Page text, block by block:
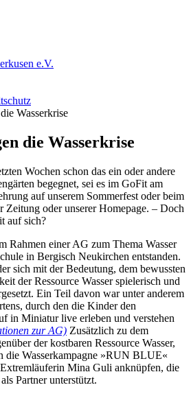
e.V.
Wasserkrise
die Wasserkrise
Wochen schon das ein oder andere
begegnet, sei es im GoFit am
auf unserem Sommerfest oder beim
Zeitung oder unserer Homepage. – Doch
auf sich?
Rahmen einer AG zum Thema Wasser
in Bergisch Neukirchen entstanden.
sich mit der Bedeutung, dem bewussten
der Ressource Wasser spielerisch und
Ein Teil davon war unter anderem
durch den die Kinder den
in Miniatur live erleben und verstehen
zur AG) Zusätzlich zu dem
der kostbaren Ressource Wasser,
die Wasserkampagne »RUN BLUE«
Mina Guli anknüpfen, die
Partner unterstützt.